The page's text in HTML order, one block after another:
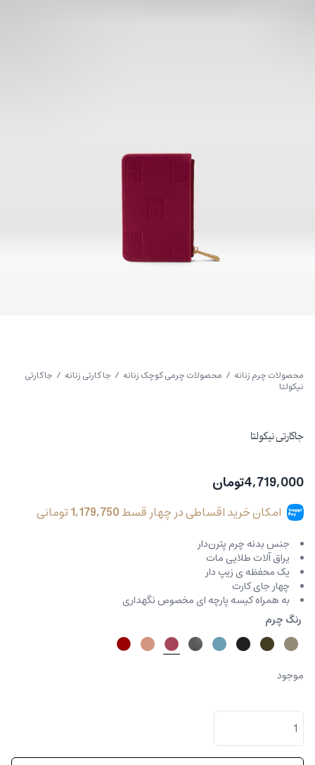
محصولات چرم زنانه / محصولات چرمی کوچک زنانه / جا کارتی زنانه / جاکارتی
نیکولتا
جاکارتی نیکولتا
4,719,000تومان
امکان خرید اقساطی در چهار قسط1,179,750تومانی
جنس بدنه چرم پترن‌دار
یراق آلات طلایی مات
یک محفظه ی زیپ دار
چهار جای کارت
به همراه کیسه پارچه ای مخصوص نگهداری
رنگ چرم
موجود
جاکارتی
نیکولتا
عدد